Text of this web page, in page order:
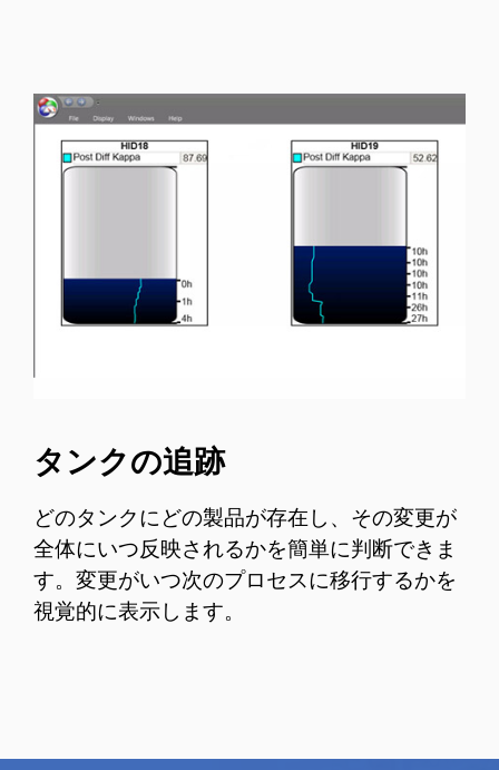
タンクの追跡
どのタンクにどの製品が存在し、その変更が
全体にいつ反映されるかを簡単に判断できま
す。変更がいつ次のプロセスに移行するかを
視覚的に表示します。